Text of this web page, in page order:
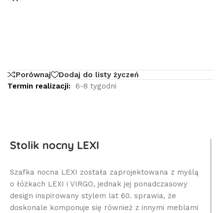
Porównaj
Dodaj do listy życzeń
Termin realizacji:
6-8 tygodni
Stolik nocny LEXI
Szafka nocna LEXI została zaprojektowana z myślą
o łóżkach LEXI i VIRGO, jednak jej ponadczasowy
design inspirowany stylem lat 60. sprawia, że
doskonale komponuje się również z innymi meblami